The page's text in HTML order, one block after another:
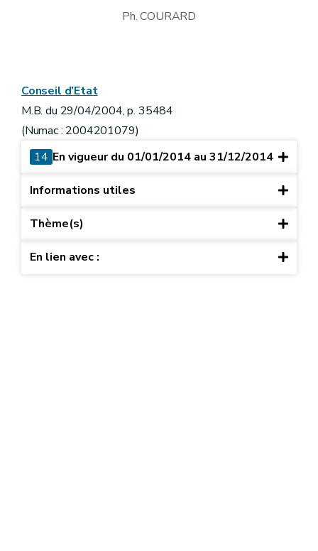
Ph. COURARD
Conseil d’Etat
M.B. du 29/04/2004, p. 35484
(Numac : 2004201079)
14 En vigueur du 01/01/2014 au 31/12/2014
Informations utiles
Thème(s)
En lien avec :